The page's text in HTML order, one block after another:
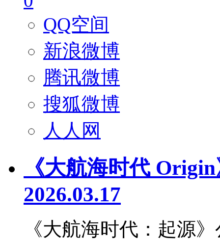
QQ空间
新浪微博
腾讯微博
搜狐微博
人人网
《大航海时代
2026.03.17
《大航海时代：起源